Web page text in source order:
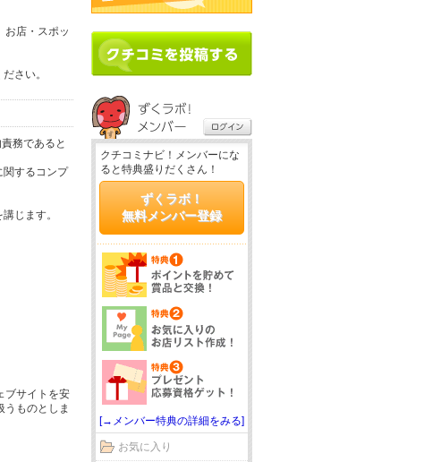
お店・スポッ
さい。
務であると
関するコンプ
じます。
ブサイトを安
ものとしま
クチコミナビ！メンバーにな
ると特典盛りだくさん！
ずくラボ！
無料メンバー登録
[→メンバー特典の詳細をみる]
お気に入り